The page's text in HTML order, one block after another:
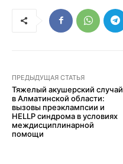
ПРЕДЫДУЩАЯ СТАТЬЯ
Тяжелый акушерский случай
в Алматинской области:
вызовы преэклампсии и
HELLP синдрома в условиях
междисциплинарной
помощи